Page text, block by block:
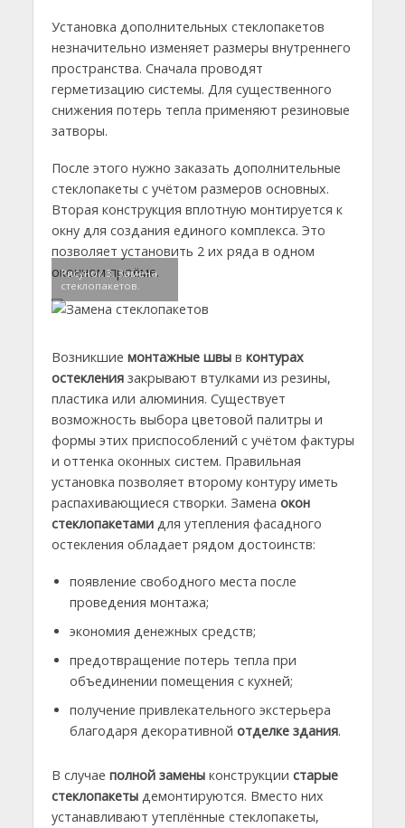
Установка дополнительных стеклопакетов
незначительно изменяет размеры внутреннего
пространства. Сначала проводят
герметизацию системы. Для существенного
снижения потерь тепла применяют резиновые
затворы.
После этого нужно заказать дополнительные
стеклопакеты с учётом размеров основных.
Вторая конструкция вплотную монтируется к
окну для создания единого комплекса. Это
позволяет установить 2 их ряда в одном
оконном проёме.
Рисунок 3. Замена
стеклопакетов.
Возникшие монтажные швыв контурах
остеклениязакрывают втулками из резины,
пластика или алюминия. Существует
возможность выбора цветовой палитры и
формы этих приспособлений с учётом фактуры
и оттенка оконных систем. Правильная
установка позволяет второму контуру иметь
распахивающиеся створки. Замена окон
стеклопакетами для утепления фасадного
остекления обладает рядом достоинств:
появление свободного места после
проведения монтажа;
экономия денежных средств;
предотвращение потерь тепла при
объединении помещения с кухней;
получение привлекательного экстерьера
благодаря декоративной отделке здания.
В случае полной заменыконструкции старые
стеклопакетыдемонтируются. Вместо них
устанавливают утеплённые стеклопакеты,